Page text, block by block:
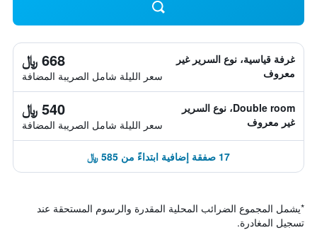
غرفة قياسية، نوع السرير غير
معروف
668 ﷼
سعر الليلة شامل الصريبة المضافة
Double room، نوع السرير
غير معروف
540 ﷼
سعر الليلة شامل الصريبة المضافة
17 صفقة إضافية ابتداءً من 585 ﷼
*يشمل المجموع الضرائب المحلية المقدرة والرسوم المستحقة عند
تسجيل المغادرة.